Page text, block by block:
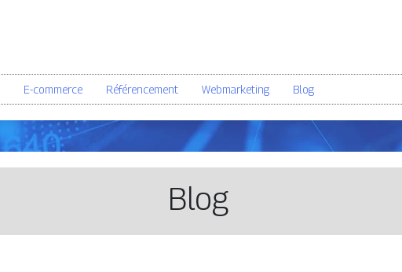
E-commerce Référencement Webmarketing Blog
Blog